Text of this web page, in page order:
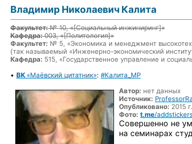
Владимир Николаевич Калита
Факультет:№ 10, «[Социальный инжиниринг]»
Кафедра:003, «[Политология]»
Факультет: № 5, «Экономика и менеджмент
{так называемый «Инженерно-экономический
Кафедра: 515, «Государственное управление и
• ВК «Маёвский цитатник»: #Калита_MP
Автор: нет данных
Источник:
Опубликовано: 2015 г.
Фото: t.me/
Совершенно не
на семинарах